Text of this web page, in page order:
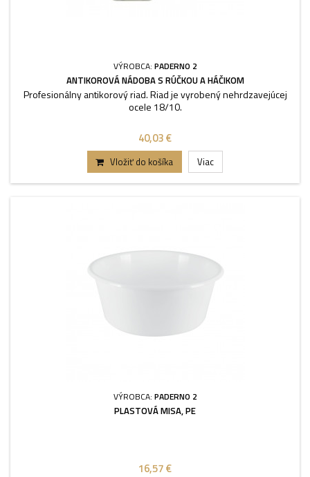
VÝROBCA: PADERNO 2
ANTIKOROVÁ NÁDOBA S RÚČKOU A HÁČIKOM
Profesionálny antikorový riad. Riad je vyrobený nehrdzavejúcej
ocele 18/10.
40,03 €
Vložiť do košíka Viac
VÝROBCA: PADERNO 2
PLASTOVÁ MISA, PE
16,57 €